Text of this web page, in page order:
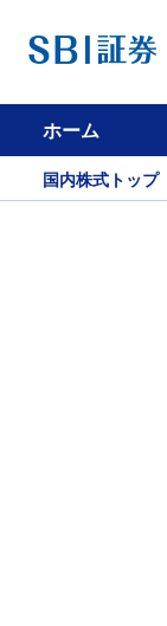
ホーム
国内株式トップ